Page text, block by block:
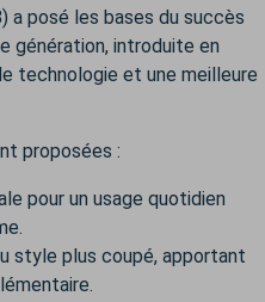
a posé les bases du succès
génération, introduite en
technologie et une meilleure
proposées :
pour un usage quotidien
style plus coupé, apportant